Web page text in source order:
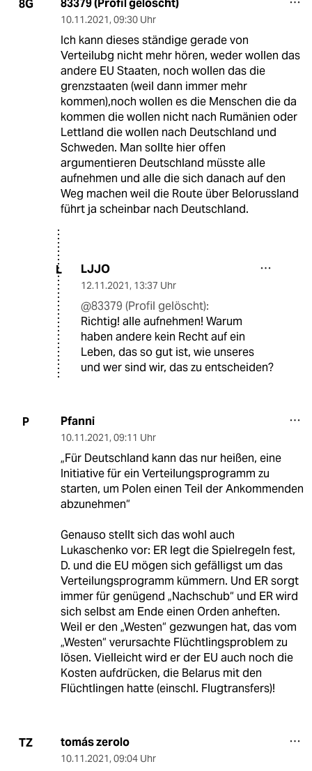
8G 83379 (Profil gelöscht)
10.11.2021, 09:30 Uhr
Ich kann dieses ständige gerade von
Verteilubg nicht mehr hören, weder wollen das
andere EU Staaten, noch wollen das die
grenzstaaten (weil dann immer mehr
kommen),noch wollen es die Menschen die da
kommen die wollen nicht nach Rumänien oder
Lettland die wollen nach Deutschland und
Schweden. Man sollte hier offen
argumentieren Deutschland müsste alle
aufnehmen und alle die sich danach auf den
Weg machen weil die Route über Belorussland
führt ja scheinbar nach Deutschland.
L LJJO
12.11.2021, 13:37 Uhr
@83379 (Profil gelöscht):
Richtig! alle aufnehmen! Warum
haben andere kein Recht auf ein
Leben, das so gut ist, wie unseres
und wer sind wir, das zu entscheiden?
P Pfanni
10.11.2021, 09:11 Uhr
„Für Deutschland kann das nur heißen, eine
Initiative für ein Verteilungsprogramm zu
starten, um Polen einen Teil der Ankommenden
abzunehmen“
Genauso stellt sich das wohl auch
Lukaschenko vor: ER legt die Spielregeln fest,
D. und die EU mögen sich gefälligst um das
Verteilungsprogramm kümmern. Und ER sorgt
immer für genügend „Nachschub“ und ER wird
sich selbst am Ende einen Orden anheften.
Weil er den „Westen“ gezwungen hat, das vom
„Westen“ verursachte Flüchtlingsproblem zu
lösen. Vielleicht wird er der EU auch noch die
Kosten aufdrücken, die Belarus mit den
Flüchtlingen hatte (einschl. Flugtransfers)!
TZ tomás zerolo
10.11.2021, 09:04 Uhr